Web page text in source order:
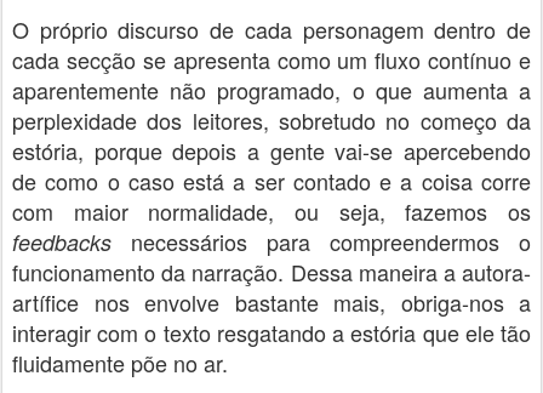
O próprio discurso de cada personagem dentro de
cada secção se apresenta como um fluxo contínuo e
aparentemente não programado, o que aumenta a
perplexidade dos leitores, sobretudo no começo da
estória, porque depois a gente vai-se apercebendo
de como o caso está a ser contado e a coisa corre
com maior normalidade, ou seja, fazemos os
feedbacks necessários para compreendermos o
funcionamento da narração. Dessa maneira a autora-
artífice nos envolve bastante mais, obriga-nos a
interagir com o texto resgatando a estória que ele tão
fluidamente põe no ar.